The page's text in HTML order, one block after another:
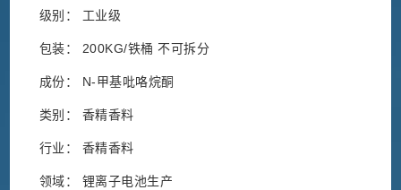
级别： 工业级
包装： 200KG/铁桶 不可拆分
成份： N-甲基吡咯烷酮
类别： 香精香料
行业： 香精香料
领域： 锂离子电池生产